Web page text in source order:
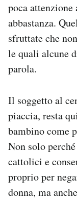
poca attenzione
abbastanza.
sfruttate che
le quali alcune
parola.
Il soggetto al
piaccia, resta
bambino come
Non solo
cattolici e
proprio per
donna, ma